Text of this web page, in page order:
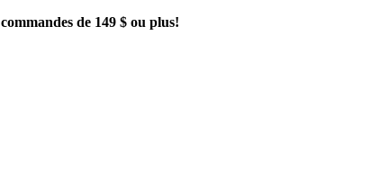
de 149 $ ou plus!